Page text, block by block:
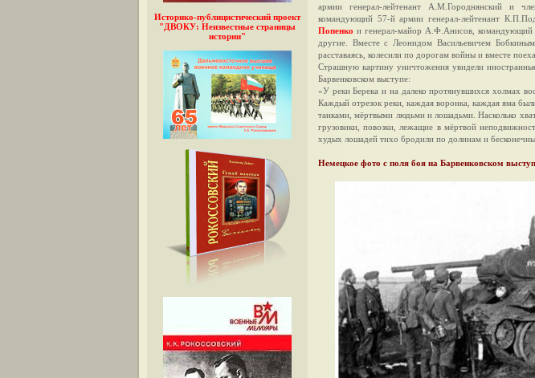
Историко-публицистический проект
"ДВОКУ: Неизвестные страницы
истории"
армии генерал-лейтенант А.М.Городнянский и
командующий 57-й армии генерал-лейтенант
Попенко и генерал-майор А.Ф.Анисов, командующий
другие. Вместе с Леонидом Васильевичем
расставаясь, колесили по дорогам войны и вместе
Страшную картину уничтожения увидели
Барвенковском выступе:
«У реки Берека и на далеко протянувшихся холмах
Каждый отрезок реки, каждая воронка, каждая яма
танками, мёртвыми людьми и лошадьми. Насколько
грузовики, повозки, лежащие в мёртвой
худых лошадей тихо бродили по долинам и
Немецкое фото с поля боя на Барвенковском